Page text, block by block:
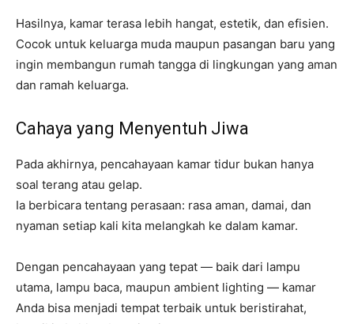
Hasilnya, kamar terasa lebih hangat, estetik, dan efisien.
Cocok untuk keluarga muda maupun pasangan baru yang
ingin membangun rumah tangga di lingkungan yang aman
dan ramah keluarga.
Cahaya yang Menyentuh Jiwa
Pada akhirnya, pencahayaan kamar tidur bukan hanya
soal terang atau gelap.
Ia berbicara tentang perasaan: rasa aman, damai, dan
nyaman setiap kali kita melangkah ke dalam kamar.
Dengan pencahayaan yang tepat — baik dari lampu
utama, lampu baca, maupun ambient lighting — kamar
Anda bisa menjadi tempat terbaik untuk beristirahat,